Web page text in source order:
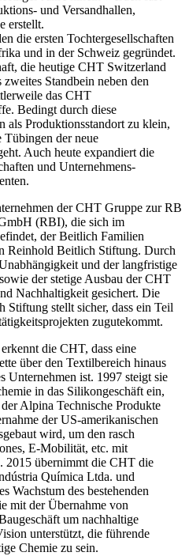
und Versandhallen,
erstellt.
die ersten Tochtergesellschaften
und in der Schweiz gegründet.
die heutige CHT Switzerland
Standbein neben den
das CHT
Bedingt durch diese
als Produktionsstandort zu klein,
Tübingen der neue
Auch heute expandiert die
und Unternehmens-
der CHT Gruppe zur RB
(RBI), die sich im
der Beitlich Familien
Reinhold Beitlich Stiftung. Durch
und der langfristige
der stetige Ausbau der CHT
Nachhaltigkeit gesichert. Die
Stiftung stellt sicher, dass ein Teil
zugutekommt.
die CHT, dass eine
über den Textilbereich hinaus
Unternehmen ist. 1997 steigt sie
in das Silikongeschäft ein,
Alpina Technische Produkte
der US-amerikanischen
wird, um den rasch
E-Mobilität, etc. mit
2015 übernimmt die CHT die
Química Ltda. und
Wachstum des bestehenden
mit der Übernahme von
um nachhaltige
unterstützt, die führende
Chemie zu sein.